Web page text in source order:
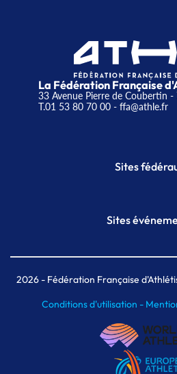
La Fédération Française
33 Avenue Pierre de Coubertin -
T.01 53 80 70 00- ffa@athle.fr
Sites
Plateforme
Sites
Meeting de
MAIF Ekiden de
2026- Fédération Française
Conditions d'utilisation -